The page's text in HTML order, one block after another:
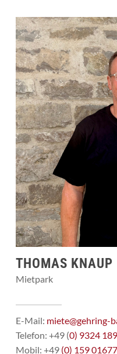
THOMAS KNAUP
Mietpark
E-Mail: miete@gehring-
Telefon: +49 (0) 9324
Mobil: +49 (0) 159